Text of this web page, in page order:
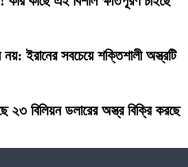
নয়: ইরানের সবচেয়ে শক্তিশালী অস্ত্রটি
২৩ বিলিয়ন ডলারের অস্ত্র বিক্রি করছে